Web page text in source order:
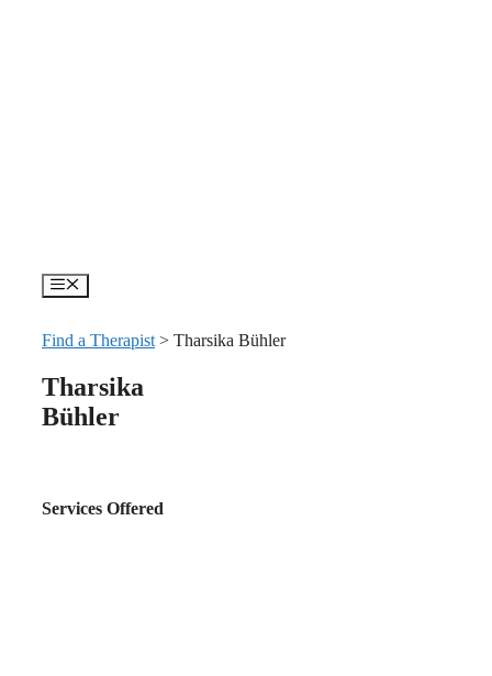
Menu
Find a Therapist > Tharsika Bühler
Tharsika
Bühler
Services Offered